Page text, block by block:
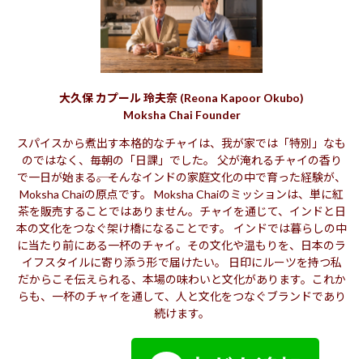
大久保 カプール 玲夫奈 (Reona Kapoor Okubo)
Moksha Chai Founder
スパイスから煮出す本格的なチャイは、我が家では「特別」なも
のではなく、毎朝の「日課」でした。 父が淹れるチャイの香り
で一日が始まる――。そんなインドの家庭文化の中で育った経験が、
Moksha Chaiの原点です。 Moksha Chaiのミッションは、単に紅
茶を販売することではありません。チャイを通じて、インドと日
本の文化をつなぐ架け橋になることです。 インドでは暮らしの中
に当たり前にある一杯のチャイ。その文化や温もりを、日本のラ
イフスタイルに寄り添う形で届けたい。 日印にルーツを持つ私
だからこそ伝えられる、本場の味わいと文化があります。これか
らも、一杯のチャイを通して、人と文化をつなぐブランドであり
続けます。